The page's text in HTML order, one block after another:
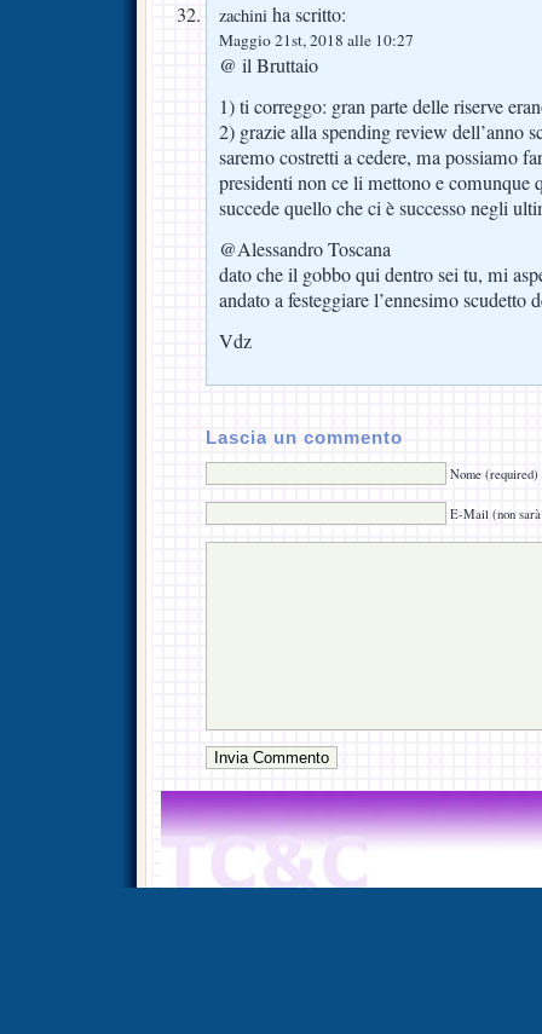
zachini ha scritto:
Maggio 21st, 2018 alle 10:27
@ il Bruttaio
1) ti correggo: gran parte delle riserve
2) grazie alla spending review dell’anno
saremo costretti a cedere, ma possiamo
presidenti non ce li mettono e comunque
succede quello che ci è successo negli
@Alessandro Toscana
dato che il gobbo qui dentro sei tu, mi
andato a festeggiare l’ennesimo
Vdz
Lascia un commento
Nome (required)
E-Mail (non